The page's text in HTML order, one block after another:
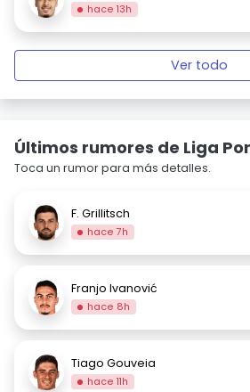
hace 13h
Ver todo
Últimos rumores de Liga
Toca un rumor para más detalles.
F. Grillitsch
hace 7h
Franjo Ivanović
hace 8h
Tiago Gouveia
hace 11h